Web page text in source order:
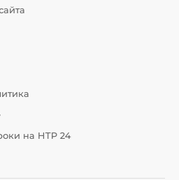
на НТР 24